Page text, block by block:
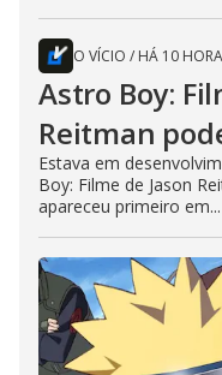
O VÍCIO / HÁ 10
Astro Boy:
Reitman
Estava em
Boy: Filme de Jason
apareceu primeiro em...